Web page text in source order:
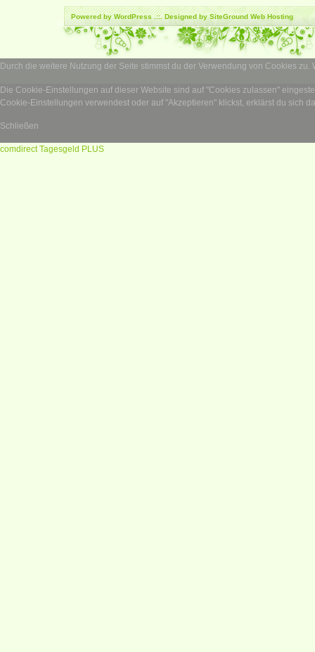
Powered byWordPress.::. Designed by SiteGroundWeb Hosting
Durch die weitere Nutzung der Seite stimmst du der Verwendung von Cookies zu.
Die Cookie-Einstellungen auf dieser Website sind auf "Cookies zulassen"
Cookie-Einstellungen verwendest oder auf "Akzeptieren" klickst, erklärst du sich
Schließen
comdirect Tagesgeld PLUS